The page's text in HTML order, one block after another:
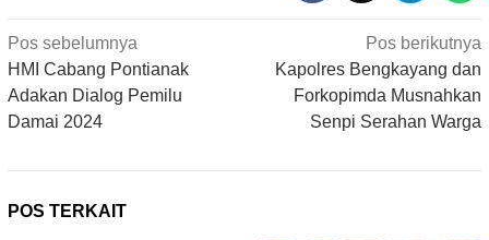
Navigasi
pos
Pos sebelumnya
HMI Cabang Pontianak
Adakan Dialog Pemilu
Damai 2024
Pos berikutnya
Kapolres Bengkayang dan
Forkopimda Musnahkan
Senpi Serahan Warga
POS TERKAIT